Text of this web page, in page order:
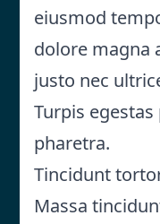
eiusmod
dolore magna
justo nec
Turpis
pharetra.
Tincidunt
Massa